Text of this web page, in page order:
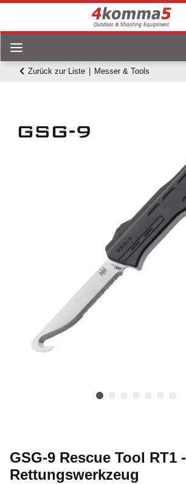
Zurück zur Liste Messer & Tools
GSG-9 Rescue Tool RT1 -
Rettungswerkzeug